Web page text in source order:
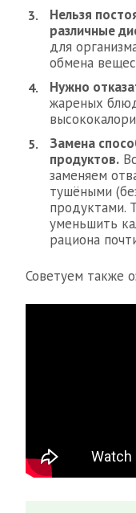
Нельзя
различные
для
обмена
Нужно
жареных
Замена
продуктов.
заменяем
тушёными
продуктами.
уменьшить
рациона
Советуем также